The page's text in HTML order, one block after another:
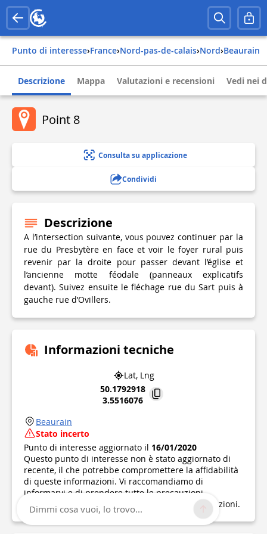
Punto di interesse› france› nord-pas-de-calais› nord› beaurain
Descrizione Mappa Valutazioni e recensioni Vedi nei
Point 8
Consulta su applicazione
Condividi
Descrizione
A l’intersection suivante, vous pouvez continuer par la
rue du Presbytère en face et voir le foyer rural puis
revenir par la droite pour passer devant l’église et
l’ancienne motte féodale (panneaux explicatifs
devant). Suivez ensuite le fléchage rue du Sart puis à
gauche rue d’Ovillers.
Informazioni tecniche
Lat, Lng
50.1792918
3.5516076
Beaurain
Stato incerto
Punto di interesse aggiornato il 16/01/2020
Questo punto di interesse non è stato aggiornato di
recente, il che potrebbe compromettere la affidabilità
di queste informazioni. Vi raccomandiamo di
informarvi e di prendere tutte le precauzioni
necessarie. Se sei l'autore, verifica le tue informazioni.
Dimmi cosa vuoi, lo trovo...